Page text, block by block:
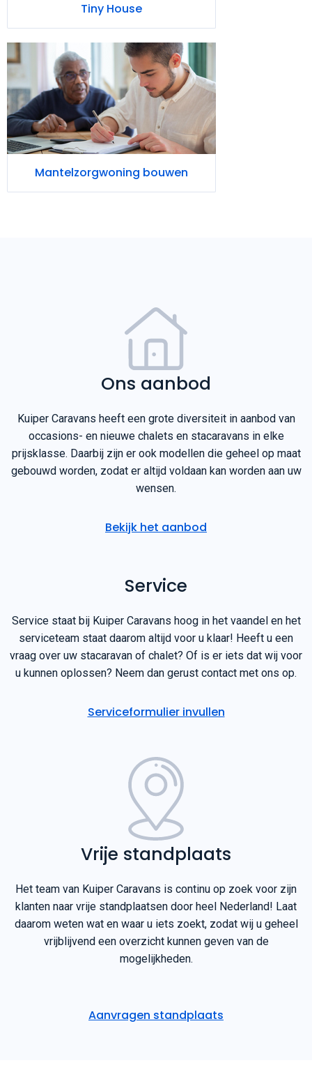
Mantelzorgwoning bouwen
Ons aanbod
occasions- en nieuwe chalets en stacaravans in elke
prijsklasse. Daarbij zijn er ook modellen die geheel op maat
gebouwd worden, zodat er altijd voldaan kan worden aan uw
wensen.
serviceteam staat daarom altijd voor u klaar! Heeft u een
vraag over uw stacaravan of chalet? Of is er iets dat wij voor
u kunnen oplossen? Neem dan gerust contact met ons op.
Vrije standplaats
Het team van Kuiper Caravans is continu op zoek voor zijn
klanten naar vrije standplaatsen door heel Nederland! Laat
daarom weten wat en waar u iets zoekt, zodat wij u geheel
vrijblijvend een overzicht kunnen geven van de
mogelijkheden.